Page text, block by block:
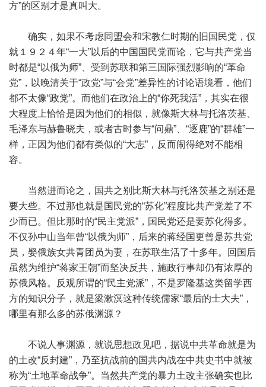
方”的区别才是真叫大。
确实，如果不考虑同盟会和宋教仁时期的旧国民党，仅
就１９２４年“一大”以后的中国国民党而论，它与共产党当
时都是“以俄为师”、受到苏联和第三国际强烈影响的“革命
党”，以晚清关于“政党”与“会党”差异性的讨论语境看，他们
都不太像“政党”。而他们在政治上的“你死我活”，其实在很
大程度上恰恰是因为他们的相似，就像斯大林与托洛茨基、
毛泽东与赫鲁晓夫，或者古时参与“问鼎”、“逐鹿”的“群雄”一
样，正因为他们都有类似的“大志”，反而闹得绝对不能相
容。
当然进而论之，国共之别比斯大林与托洛茨基之别还是
要大些。不过那也就是国民党的“苏化”程度比共产党差了不
少而已。但比那时的“民主党派”，国民党还是要苏化得多。
不仅孙中山当年曾“以俄为师”，后来的蒋经国更曾是苏共党
员，娶俄族女共青团员为妻，在苏联生活了十多年。回国后
虽然为维护“蒋家王朝”而坚决反共，施政行事却仍有浓厚的
苏俄风格。反观所谓的“民主党派”，不是罗隆基这类留学西
方的知识分子，就是梁漱溟这种传统儒家“最后的士大夫”，
哪里有那么多的苏俄渊源？
不说人事渊源，就说思想政见吧，据说中共革命就是为
的土改“反封建”，乃至抗战前的国共内战在中共史书中就被
称为“土地革命战争”。当然共产党的暴力土改主张确实也比